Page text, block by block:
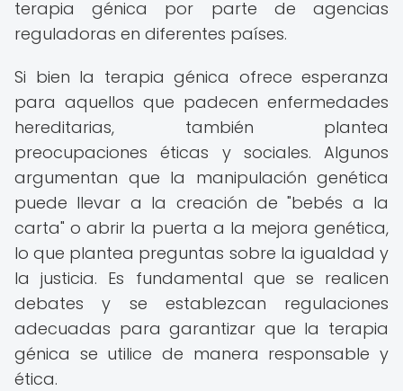
terapia génica por parte de agencias
reguladoras en diferentes países.
Si bien la terapia génica ofrece esperanza
para aquellos que padecen enfermedades
hereditarias, también plantea
preocupaciones éticas y sociales. Algunos
argumentan que la manipulación genética
puede llevar a la creación de "bebés a la
carta" o abrir la puerta a la mejora genética,
lo que plantea preguntas sobre la igualdad y
la justicia. Es fundamental que se realicen
debates y se establezcan regulaciones
adecuadas para garantizar que la terapia
génica se utilice de manera responsable y
ética.